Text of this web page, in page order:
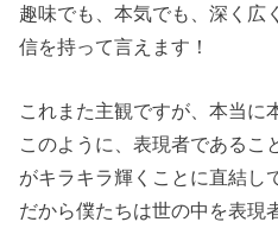
趣味でも、本気でも、深く広
信を持って言えます！
これまた主観ですが、本当に
このように、表現者であるこ
がキラキラ輝くことに直結し
だから僕たちは世の中を表現